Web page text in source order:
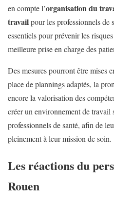
en compte l’organisation du
travailpour les professionnels de
essentiels pour prévenir les
meilleure prise en charge des
Des mesures pourront être mises
place de plannings adaptés, la
encore la valorisation des
créer un environnement de travail
professionnels de santé, afin de
pleinement à leur mission de soin.
Les réactions du
Rouen